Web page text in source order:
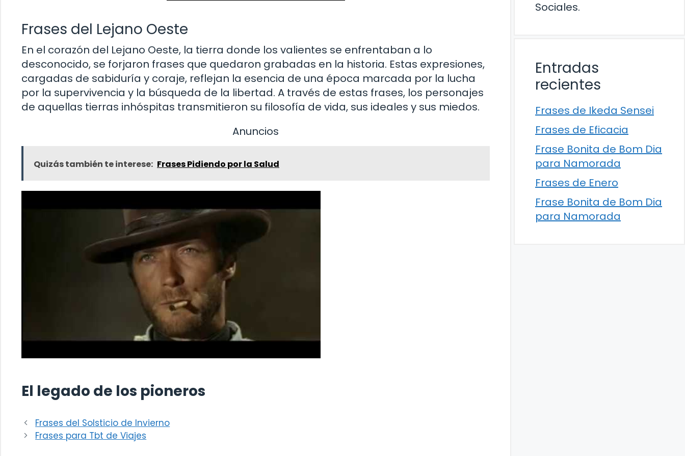
Frases del Lejano Oeste
En el corazón del Lejano Oeste, la tierra donde los valientes se enfrentaban a lo
desconocido, se forjaron frases que quedaron grabadas en la historia. Estas expresiones,
cargadas de sabiduría y coraje, reflejan la esencia de una época marcada por la lucha
por la supervivencia y la búsqueda de la libertad. A través de estas frases, los personajes
de aquellas tierras inhóspitas transmitieron su filosofía de vida, sus ideales y sus miedos.
Anuncios
Quizás también te interese: Frases Pidiendo por la Salud
El legado de los pioneros
Frases del Solsticio de Invierno
Frases para Tbt de Viajes
Sociales.
Entradas
recientes
Frases de Ikeda Sensei
Frases de Eficacia
Frase Bonita de Bom Dia
para Namorada
Frases de Enero
Frase Bonita de Bom Dia
para Namorada